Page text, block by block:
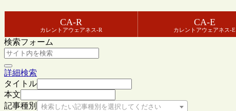
CA-R
カレントアウェアネス-R
CA-E
カレントアウェアネス-E
検索フォーム
詳細検索
タイトル
本文
記事種別
検索したい記事種別を選択してください